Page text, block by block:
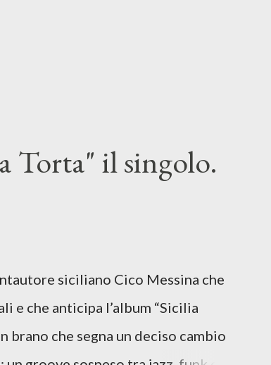
Torta" il singolo.
siciliano Cico Messina che
e che anticipa l’album “Sicilia
brano che segna un deciso cambio